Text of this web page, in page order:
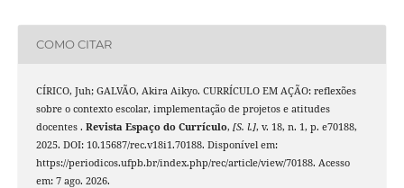
COMO CITAR
CÍRICO, Juh; GALVÃO, Akira Aikyo. CURRÍCULO EM AÇÃO: reflexões
sobre o contexto escolar, implementação de projetos e atitudes
docentes . Revista Espaço do Currículo, [S. l.], v. 18, n. 1, p. e70188,
2025. DOI: 10.15687/rec.v18i1.70188. Disponível em:
https://periodicos.ufpb.br/index.php/rec/article/view/70188. Acesso
em: 7 ago. 2026.